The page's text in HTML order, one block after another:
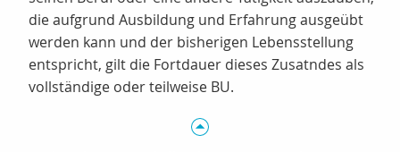
die aufgrund Ausbildung und Erfahrung ausgeübt
werden kann und der bisherigen Lebensstellung
entspricht, gilt die Fortdauer dieses Zusatndes als
vollständige oder teilweise BU.